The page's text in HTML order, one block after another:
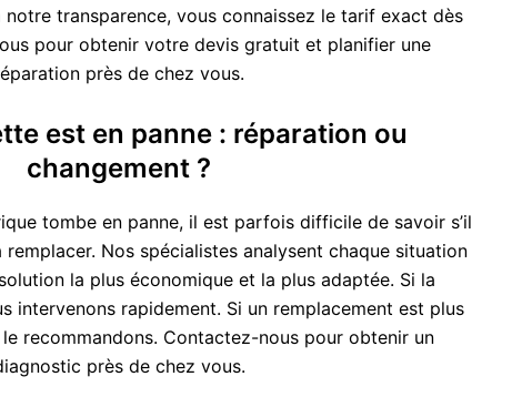
transparence, vous connaissez le tarif exact dès
pour obtenir votre devis gratuit et planifier une
près de chez vous.
est en panne : réparation ou
changement ?
tombe en panne, il est parfois difficile de savoir s’il
Nos spécialistes analysent chaque situation
la plus économique et la plus adaptée. Si la
intervenons rapidement. Si un remplacement est plus
recommandons. Contactez-nous pour obtenir un
près de chez vous.